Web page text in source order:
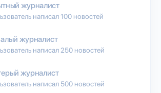
журналист
написал 100 новостей
журналист
написал 250 новостей
журналист
написал 500 новостей